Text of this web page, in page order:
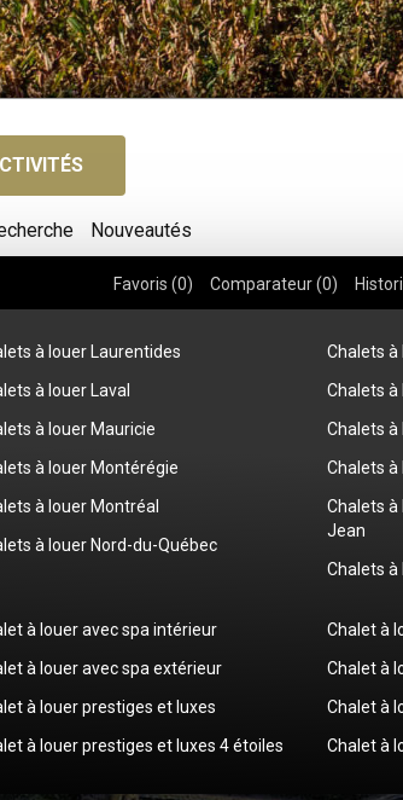
Nouveautés
Favoris (0) Comparateur (0)
à louer Laurentides
à louer Laval
à louer Mauricie
à louer Montérégie
à louer Montréal
à louer Nord-du-Québec
Chalets à
Chalets à
Chalets à
Chalets à
Chalets à
Jean
Chalets
à louer avec spa intérieur
à louer avec spa extérieur
à louer prestiges et luxes
à louer prestiges et luxes 4 étoiles
Chalet à
Chalet à
Chalet à
Chalet à